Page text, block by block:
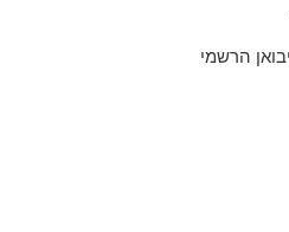
הרשמי